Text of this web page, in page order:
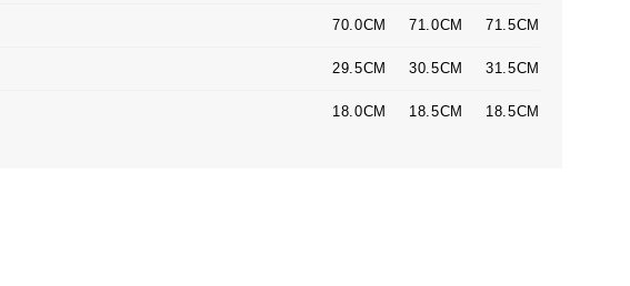
70.0CM 71.0CM 71.5CM
29.5CM 30.5CM 31.5CM
18.0CM 18.5CM 18.5CM